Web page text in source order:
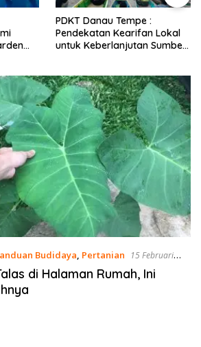
PDKT Danau Tempe :
Pendekatan Kearifan Lokal
untuk Keberlanjutan Sumber
Budidaya, Pertanian
15 Februari
di Halaman Rumah, Ini